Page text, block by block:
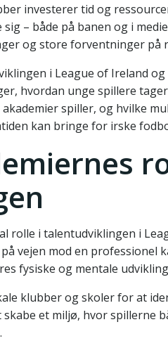
investerer tid og
– både på banen og i
og store forventninger på
i League of Ireland
hvordan unge spillere
spiller, og hvilke
kan bringe for irske
rolle i talentudviklingen i
vejen mod en professionel
fysiske og mentale
klubber og skoler for at
et miljø, hvor spillerne